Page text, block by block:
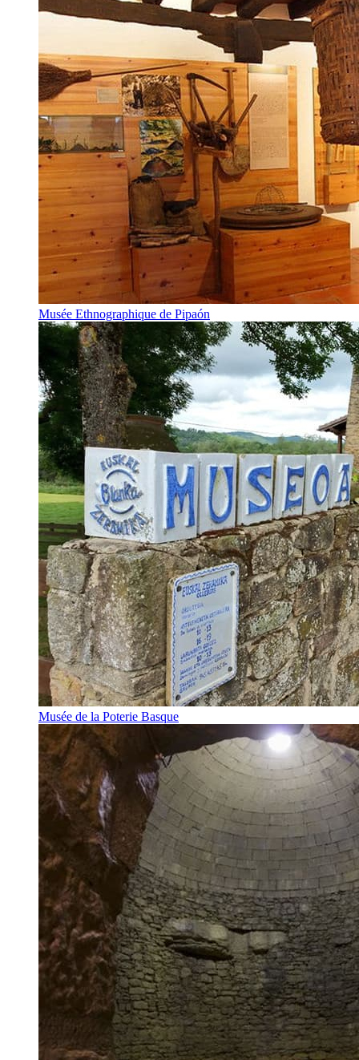
Musée Ethnographique de Pipaón
Musée de la Poterie Basque